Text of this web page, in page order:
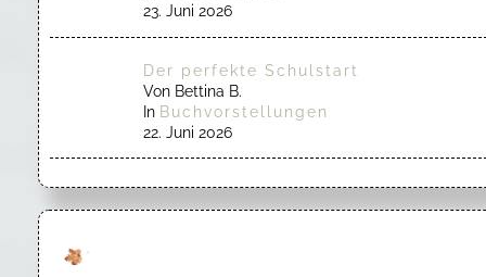
23. Juni 2026
Der perfekte Schulstart
Von Bettina B.
In Buchvorstellungen
22. Juni 2026